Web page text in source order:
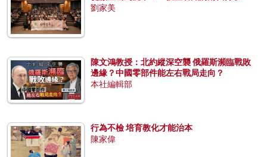
劉家美
陳文鴻教授：北約縱深空襲 俄羅斯瀕臨戰敗
邊緣？中國零部件能左右戰局走向？
本社編輯部
行為不檢 培育教化才能治本
陳家偉